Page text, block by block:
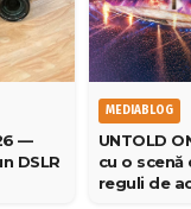
—
DSLR
MEDIABLOG
UNTOLD
cu o scenă
reguli de